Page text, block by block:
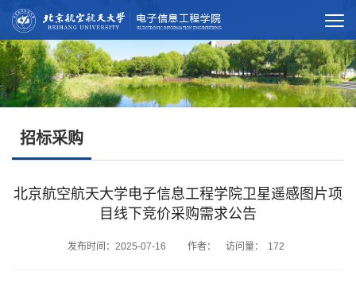
招标采购
北京航空航天大学电子信息工程学院卫星遥感图片项
目线下竞价采购需求公告
发布时间：2025-07-16 作者： 访问量： 172